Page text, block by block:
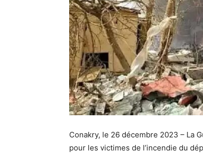
Conakry, le 26 décembre 2023 – La
pour les victimes de l’incendie du